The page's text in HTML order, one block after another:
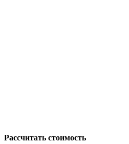
Рассчитать стоимость